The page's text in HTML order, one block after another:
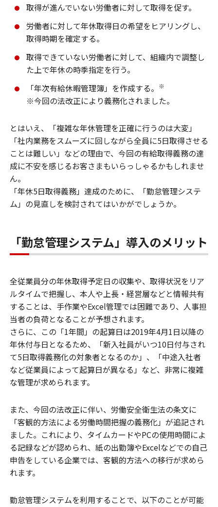
取得が進んでいない労働者に対して取得を促す。
労働者に対して年休取得日の希望をヒアリングし、
取得時期を確定する。
取得できていない労働者に対して、組織内で調整し
た上で年休の時季指定を行う。
「年次有給休暇管理簿」を作成する。
※
※今回の法改正により義務化されました。
とはいえ、「複雑な年休管理を正確に行うのは大変」
「社内業務をスムーズに回しながら全員に5日取得させる
ことは難しい」などの理由で、今回の有給取得義務の達
成に不安を感じるお客さまもいらっしゃるかもしれませ
ん。
「年休5日取得義務」達成のために、「勤怠管理システ
ム」の見直しを検討されてはいかがでしょうか。
「勤怠管理システム」導入のメリット
全従業員分の年休取得予定日の収集や、取得状況をリア
ルタイムで把握し、本人や上長・経営層などと情報共有
することは、手作業やExcel管理では困難であり、人事担
当者の負荷となることが予想されます。
さらに、この「1年間」の起算日は2019年4月1日以降の
年休付与日となるため、「新入社員がいつ10日付与され
て5日取得義務化の対象者となるのか」、「中途入社者
など従業員によって起算日が異なる」など、非常に複雑
な管理が求められます。
また、今回の法改正に伴い、労働安全衛生法の条文に
「客観的方法による労働時間把握の義務化」が追記され
ました。これにより、タイムカードやPCの使用時間によ
る記録などが認められ、紙の出勤簿やExcelなどでの自己
申告をしている企業では、客観的方法への移行が求めら
れます。
勤怠管理システムを利用することで、以下のことが可能